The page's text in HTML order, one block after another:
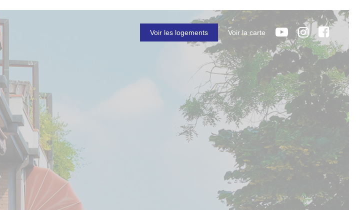
affiner votre recherche
Nombre de pièces Maintenant
Voir les logements Voir la carte